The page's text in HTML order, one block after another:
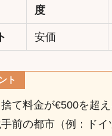
度
安価
ト
て料金が€500を超
前の都市（例：ドイ